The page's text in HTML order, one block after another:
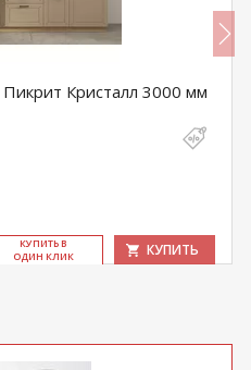
Кристалл 3000 мм
КУ­ПИТЬ В
ОДИН КЛИК
КУПИТЬ